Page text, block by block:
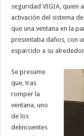
seguridad VIGIA, quien
activación del sistema
que una ventana en la
presentaba daños, con
esparcido a su
Se presume
que, tras
romper la
ventana, uno
de los
delincuentes